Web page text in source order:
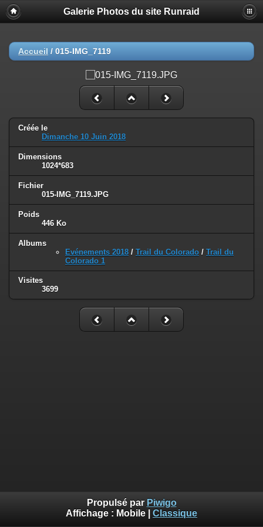
Galerie Photos du site Runraid
Accueil / 015-IMG_7119
Créée le
Dimanche 10 Juin 2018
Dimensions
1024*683
Fichier
015-IMG_7119.JPG
Poids
446 Ko
Albums
Evénements 2018 / Trail du Colorado / Trail du
Colorado 1
Visites
3699
Propulsé par Piwigo
Affichage : Mobile Classique